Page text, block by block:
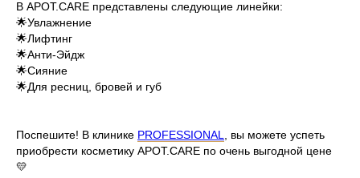
В APOT.CARE представлены следующие линейки:
🌟Увлажнение
🌟Лифтинг
🌟Анти-Эйдж
🌟Сияние
🌟Для ресниц, бровей и губ
Поспешите! В клинике PROFESSIONAL
, вы можете успеть
приобрести косметику APOT.CARE по очень выгодной цене
💛